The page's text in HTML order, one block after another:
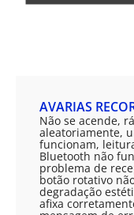
AVARIAS
Não se acende,
aleatoriamente,
funcionam,
Bluetooth não
problema de
botão rotativo
degradação
afixa